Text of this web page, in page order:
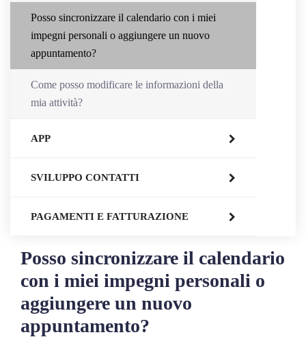
Posso sincronizzare il calendario con i miei
impegni personali o aggiungere un nuovo
appuntamento?
Come posso modificare le informazioni della
mia attività?
APP
SVILUPPO CONTATTI
PAGAMENTI E FATTURAZIONE
Posso sincronizzare il calendario
con i miei impegni personali o
aggiungere un nuovo
appuntamento?